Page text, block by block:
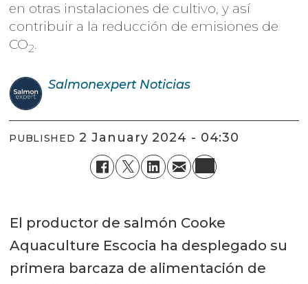
en otras instalaciones de cultivo, y así
contribuir a la reducción de emisiones de
CO2.
Salmonexpert Noticias
PUBLISHED 2 January 2024 - 04:30
El productor de salmón Cooke
Aquaculture Escocia ha desplegado su
primera barcaza de alimentación de